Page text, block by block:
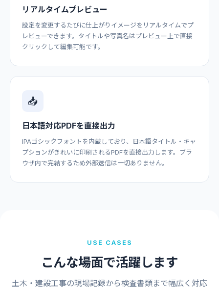
リアルタイムプレビュー
設定を変更するたびに仕上がりイメージをリアルタイムでプ
レビューできます。タイトルや写真名はプレビュー上で直接
クリックして編集可能です。
📥
日本語対応PDFを直接出力
IPAゴシックフォントを内蔵しており、日本語タイトル・キャ
プションがきれいに印刷されるPDFを直接出力します。ブラ
ウザ内で完結するため外部送信は一切ありません。
USE CASES
こんな場面で活躍します
土木・建設工事の現場記録から検査書類まで幅広く対応